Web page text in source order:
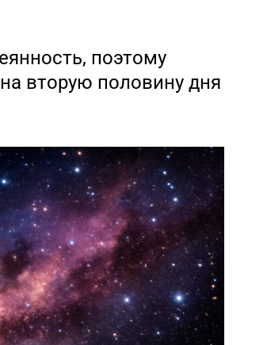
поэтому
вторую половину дня